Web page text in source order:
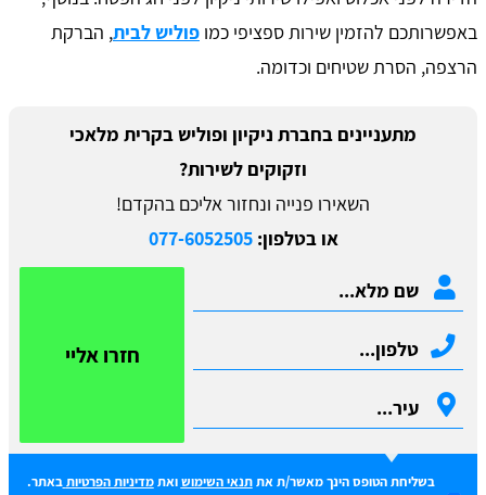
באפשרותכם להזמין שירות ספציפי כמו פוליש לבית, הברקת
הרצפה, הסרת שטיחים וכדומה.
מתעניינים בחברת ניקיון ופוליש בקרית מלאכי
וזקוקים לשירות?
השאירו פנייה ונחזור אליכם בהקדם!
או בטלפון:077-6052505
חזרו אליי
בשליחת הטופס הינך מאשר/ת אתתנאי השימושואתמדיניות הפרטיות באתר.